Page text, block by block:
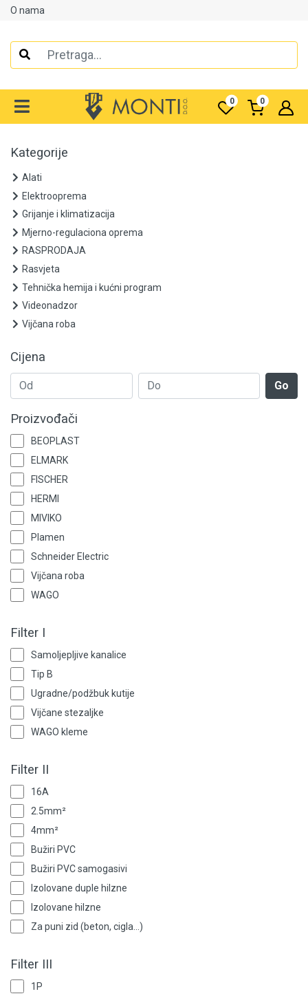
O nama
0 0
Alati
Grijanje i klimatizacija
RASPRODAJA
Tehnička hemija i kućni program
Videonadzor
Vijčana roba
Kategorije
Alati
Elektrooprema
Grijanje i klimatizacija
Mjerno-regulaciona oprema
RASPRODAJA
Rasvjeta
Tehnička hemija i kućni program
Videonadzor
Vijčana roba
Cijena
Go
Proizvođači
BEOPLAST
ELMARK
FISCHER
HERMI
MIVIKO
Plamen
Schneider Electric
Vijčana roba
WAGO
Filter I
Samoljepljive kanalice
Tip B
Ugradne/podžbuk kutije
Vijčane stezaljke
WAGO kleme
Filter II
16A
2.5mm²
4mm²
Bužiri PVC
Bužiri PVC samogasivi
Izolovane duple hilzne
Izolovane hilzne
Za puni zid (beton, cigla...)
Filter III
1P